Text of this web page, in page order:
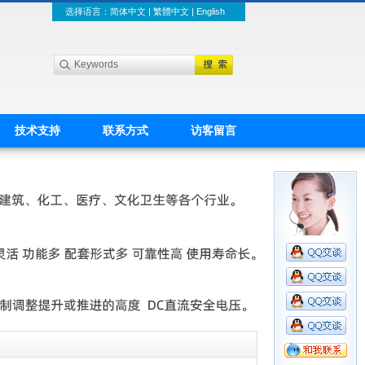
选择语言： 简体中文| 繁體中文| English
技术支持 联系方式 访客留言